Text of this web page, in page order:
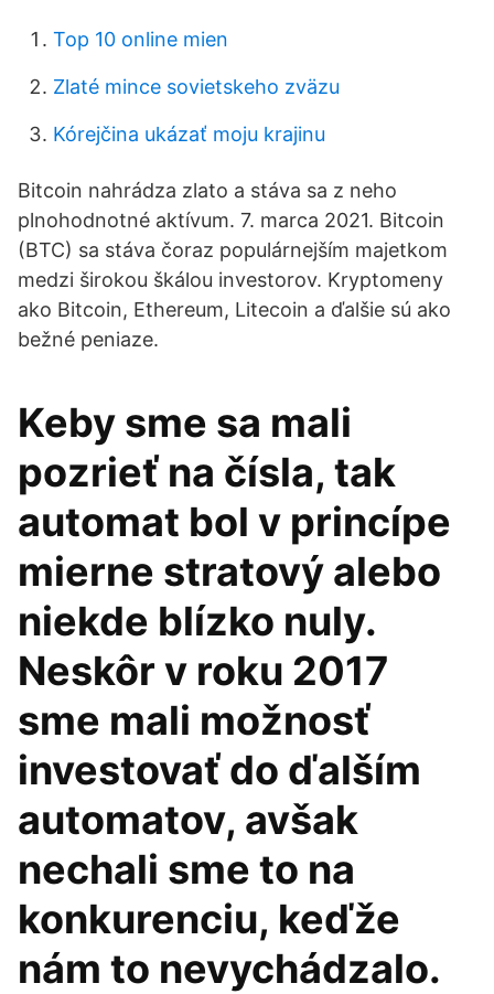
Top 10 online mien
Zlaté mince sovietskeho zväzu
Kórejčina ukázať moju krajinu
Bitcoin nahrádza zlato a stáva sa z neho
plnohodnotné aktívum. 7. marca 2021. Bitcoin
(BTC) sa stáva čoraz populárnejším majetkom
medzi širokou škálou investorov. Kryptomeny
ako Bitcoin, Ethereum, Litecoin a ďalšie sú ako
bežné peniaze.
Keby sme sa mali
pozrieť na čísla, tak
automat bol v princípe
mierne stratový alebo
niekde blízko nuly.
Neskôr v roku 2017
sme mali možnosť
investovať do ďalším
automatov, avšak
nechali sme to na
konkurenciu, keďže
nám to nevychádzalo.